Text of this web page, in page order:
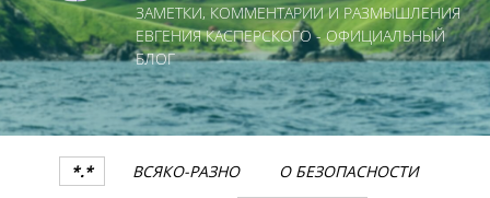
ЗАМЕТКИ, КОММЕНТАРИИ И РАЗМЫШЛЕНИЯ
ЕВГЕНИЯ КАСПЕРСКОГО - ОФИЦИАЛЬНЫЙ
БЛОГ
*.* ВСЯКО-РАЗНО
О БЕЗОПАСНОСТИ